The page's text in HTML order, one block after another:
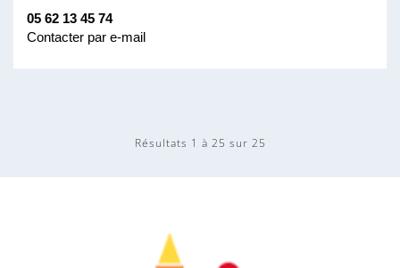
05 62 13 45 74
Contacter par e-mail
Résultats 1 à 25 sur 25